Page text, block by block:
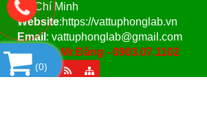
Hồ Chí Minh
Website:https://vattuphonglab.vn
Email: vattuphonglab@gmail.com
Hotline: Mr.Đăng - 0903.07.1102
(0)